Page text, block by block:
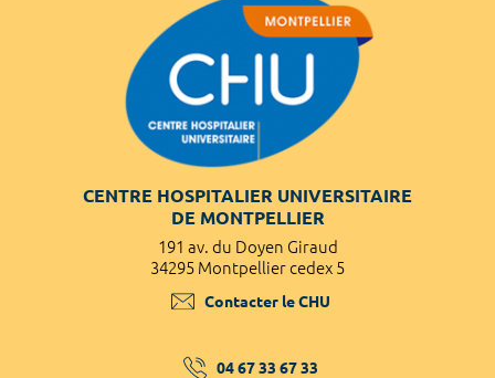
CENTRE HOSPITALIER UNIVERSITAIRE
DE MONTPELLIER
191 av. du Doyen Giraud
34295 Montpellier cedex 5
Contacter le CHU
04 67 33 67 33